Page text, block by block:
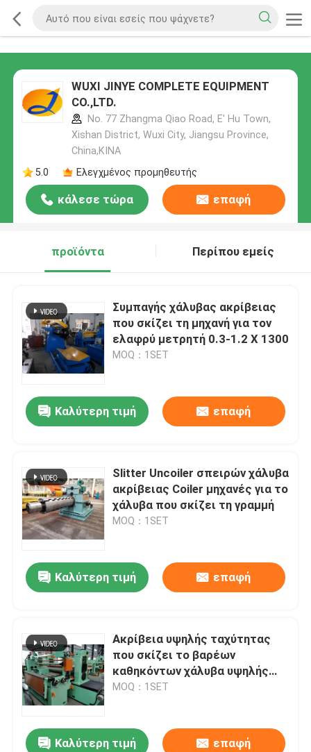
WUXI JINYE COMPLETE EQUIPMENT
CO.,LTD.
No. 77 Zhangma Qiao Road, E' Hu Town,
Xishan District, Wuxi City, Jiangsu Province,
China,ΚΙΝΑ
5.0
Ελεγχμένος προμηθευτής
κάλεσε τώρα επαφή
προϊόντα Περίπου εμείς
Συμπαγής χάλυβας ακρίβειας
που σκίζει τη μηχανή για τον
ελαφρύ μετρητή 0.3-1.2 X 1300
MOQ：1SET
Καλύτερη τιμή επαφή
Slitter Uncoiler σπειρών χάλυβα
ακρίβειας Coiler μηχανές για το
χάλυβα που σκίζει τη γραμμή
MOQ：1SET
Καλύτερη τιμή επαφή
Ακρίβεια υψηλής ταχύτητας
που σκίζει το βαρέων
καθηκόντων χάλυβα υψηλής
ακρίβειας γραμμών που σκίζει
MOQ：1SET
Καλύτερη τιμή επαφή